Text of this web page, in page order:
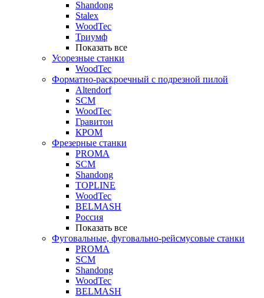
Shandong
Stalex
WoodTec
Триумф
Показать все
Усорезные станки
WoodTec
Форматно-раскроечный с подрезной пилой
Altendorf
SCM
WoodTec
Гравитон
КРОМ
Фрезерные станки
PROMA
SCM
Shandong
TOPLINE
WoodTec
BELMASH
Россия
Показать все
Фуговальные, фуговально-рейсмусовые станки
PROMA
SCM
Shandong
WoodTec
BELMASH